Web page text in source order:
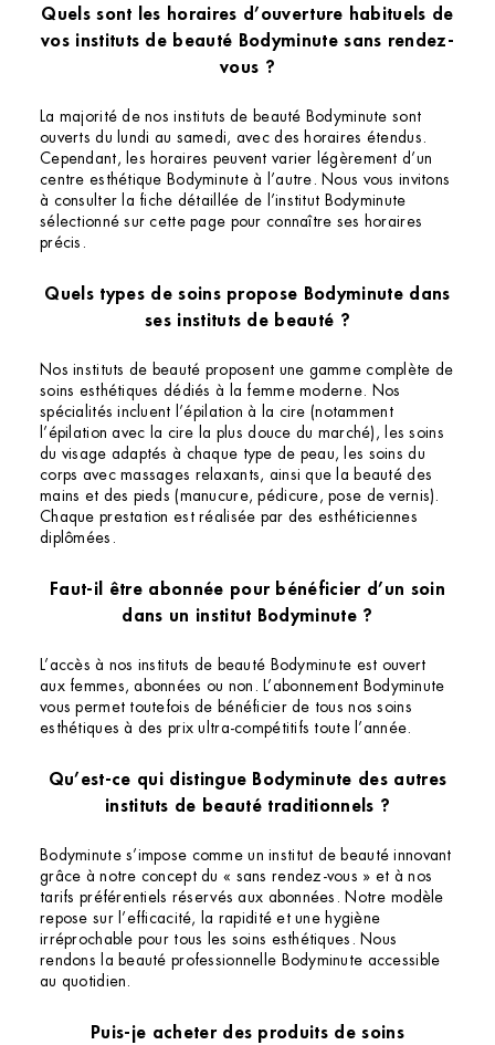
Quels sont les horaires d’ouverture habituels de
vos instituts de beauté Bodyminute sans rendez-
vous ?
La majorité de nos instituts de beauté Bodyminute sont
ouverts du lundi au samedi, avec des horaires étendus.
Cependant, les horaires peuvent varier légèrement d’un
centre esthétique Bodyminute à l’autre. Nous vous invitons
à consulter la fiche détaillée de l’institut Bodyminute
sélectionné sur cette page pour connaître ses horaires
précis.
Quels types de soins propose Bodyminute dans
ses instituts de beauté ?
Nos instituts de beauté proposent une gamme complète de
soins esthétiques dédiés à la femme moderne. Nos
spécialités incluent l’épilation à la cire (notamment
l’épilation avec la cire la plus douce du marché), les soins
du visage adaptés à chaque type de peau, les soins du
corps avec massages relaxants, ainsi que la beauté des
mains et des pieds (manucure, pédicure, pose de vernis).
Chaque prestation est réalisée par des esthéticiennes
diplômées.
Faut-il être abonnée pour bénéficier d’un soin
dans un institut Bodyminute ?
L’accès à nos instituts de beauté Bodyminute est ouvert
aux femmes, abonnées ou non. L’abonnement Bodyminute
vous permet toutefois de bénéficier de tous nos soins
esthétiques à des prix ultra-compétitifs toute l’année.
Qu’est-ce qui distingue Bodyminute des autres
instituts de beauté traditionnels ?
Bodyminute s’impose comme un institut de beauté innovant
grâce à notre concept du « sans rendez-vous » et à nos
tarifs préférentiels réservés aux abonnées. Notre modèle
repose sur l’efficacité, la rapidité et une hygiène
irréprochable pour tous les soins esthétiques. Nous
rendons la beauté professionnelle Bodyminute accessible
au quotidien.
Puis-je acheter des produits de soins